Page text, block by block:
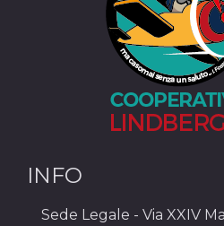
INFO
Sede Legale - Via XXIV